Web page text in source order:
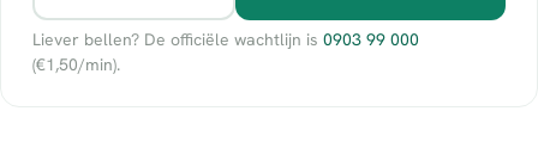
Liever bellen? De officiële wachtlijn is 0903 99 000
(€1,50/min).